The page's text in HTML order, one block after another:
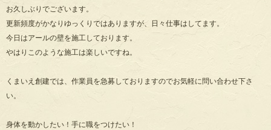
お久しぶりでございます。
更新頻度がかなりゆっくりではありますが、日々仕事はしてます。
今日はアールの壁を施工しております。
やはりこのような施工は楽しいですね。
くまいえ創建では、作業員を急募しておりますのでお気軽に問い合わせ下さ
い。
身体を動かしたい！手に職をつけたい！